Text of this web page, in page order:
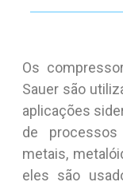
Os
Sauer são
aplicações
de
metais,
eles são